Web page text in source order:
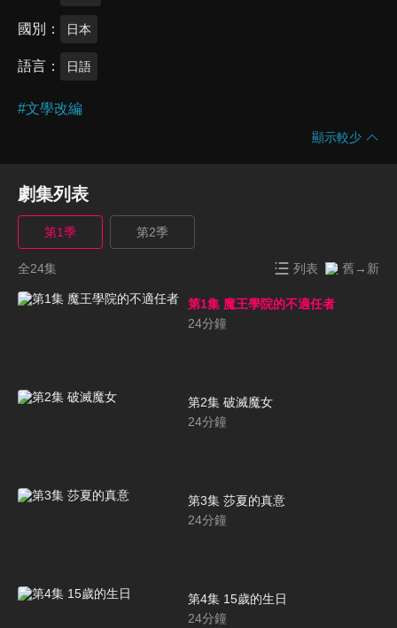
國別 日本
語言 日語
#文學改編
顯示較少
劇集列表
第1季 第2季
全24集 列表 舊→新
第1集 魔王學院的不適任者
24分鐘
第2集 破滅魔女
24分鐘
第3集 莎夏的真意
24分鐘
第4集 15歲的生日
24分鐘